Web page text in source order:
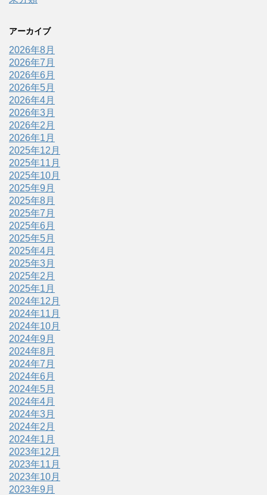
アーカイブ
2026年8月
2026年7月
2026年6月
2026年5月
2026年4月
2026年3月
2026年2月
2026年1月
2025年12月
2025年11月
2025年10月
2025年9月
2025年8月
2025年7月
2025年6月
2025年5月
2025年4月
2025年3月
2025年2月
2025年1月
2024年12月
2024年11月
2024年10月
2024年9月
2024年8月
2024年7月
2024年6月
2024年5月
2024年4月
2024年3月
2024年2月
2024年1月
2023年12月
2023年11月
2023年10月
2023年9月